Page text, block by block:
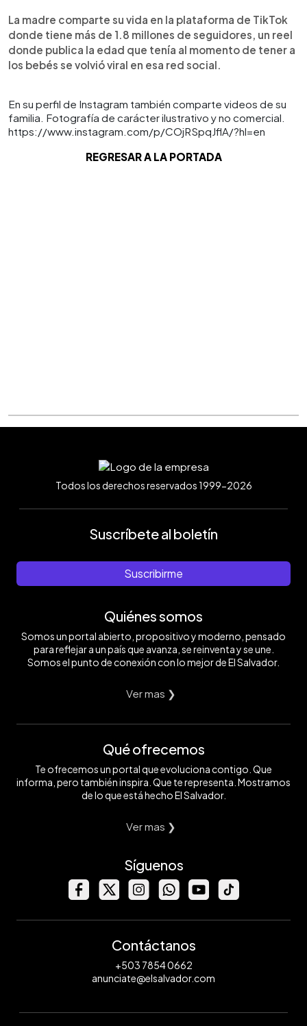
La madre comparte su vida en la plataforma de TikTok
donde tiene más de 1.8 millones de seguidores, un reel
donde publica la edad que tenía al momento de tener a
los bebés se volvió viral en esa red social.
En su perfil de Instagram también comparte videos de su
familia. Fotografía de carácter ilustrativo y no comercial.
https://www.instagram.com/p/COjRSpqJflA/?hl=en
REGRESAR A LA PORTADA
Todos los derechos reservados 1999-2026
Suscríbete al boletín
Suscribirme
Quiénes somos
Somos un portal abierto, propositivo y moderno, pensado
para reflejar a un país que avanza, se reinventa y se une.
Somos el punto de conexión con lo mejor de El Salvador.
Ver mas ❯
Qué ofrecemos
Te ofrecemos un portal que evoluciona contigo. Que
informa, pero también inspira. Que te representa. Mostramos
de lo que está hecho El Salvador.
Ver mas ❯
Síguenos
Contáctanos
+503 7854 0662
anunciate@elsalvador.com